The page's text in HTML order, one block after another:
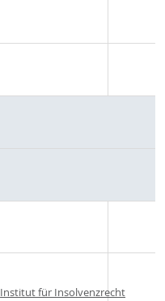
Institut für Insolvenzrecht